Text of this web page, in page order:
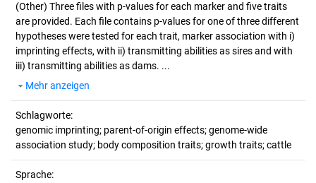
(Other) Three files with p-values for each marker and five traits
are provided. Each file contains p-values for one of three different
hypotheses were tested for each trait, marker association with i)
imprinting effects, with ii) transmitting abilities as sires and with
iii) transmitting abilities as dams. ...
Mehr anzeigen
Schlagworte:
genomic imprinting; parent-of-origin effects; genome-wide
association study; body composition traits; growth traits; cattle
Sprache: